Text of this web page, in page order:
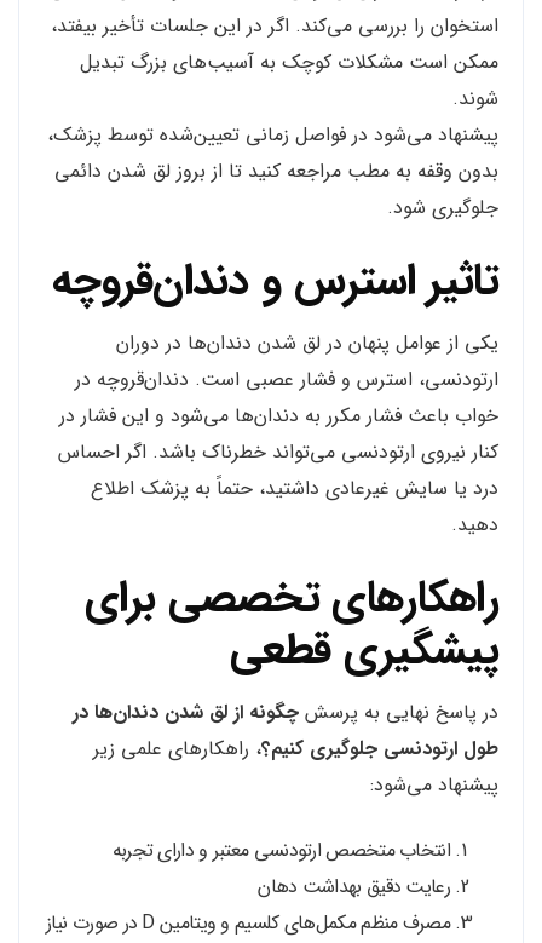
استخوان را بررسی می‌کند. اگر در این جلسات تأخیر بیفتد،
ممکن است مشکلات کوچک به آسیب‌های بزرگ تبدیل
شوند.
پیشنهاد می‌شود در فواصل زمانی تعیین‌شده توسط پزشک،
بدون وقفه به مطب مراجعه کنید تا از بروز لق شدن دائمی
جلوگیری شود.
تاثیر استرس و دندان‌قروچه
یکی از عوامل پنهان در لق شدن دندان‌ها در دوران
ارتودنسی، استرس و فشار عصبی است. دندان‌قروچه در
خواب باعث فشار مکرر به دندان‌ها می‌شود و این فشار در
کنار نیروی ارتودنسی می‌تواند خطرناک باشد. اگر احساس
درد یا سایش غیرعادی داشتید، حتماً به پزشک اطلاع
دهید.
راهکارهای تخصصی برای
پیشگیری قطعی
در پاسخ نهایی به پرسش چگونه از لق شدن دندان‌ها در
طول ارتودنسی جلوگیری کنیم؟، راهکارهای علمی زیر
پیشنهاد می‌شود:
انتخاب متخصص ارتودنسی معتبر و دارای تجربه
رعایت دقیق بهداشت دهان
مصرف منظم مکمل‌های کلسیم و ویتامین D در صورت نیاز